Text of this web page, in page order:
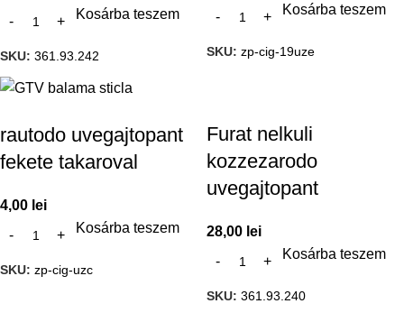
Kosárba teszem
SKU: 361.93.242
Kosárba teszem
SKU: zp-cig-19uze
rautodo uvegajtopant
fekete takaroval
4,00 lei
Kosárba teszem
SKU: zp-cig-uzc
Furat nelkuli
kozzezarodo
uvegajtopant
28,00 lei
Kosárba teszem
SKU: 361.93.240